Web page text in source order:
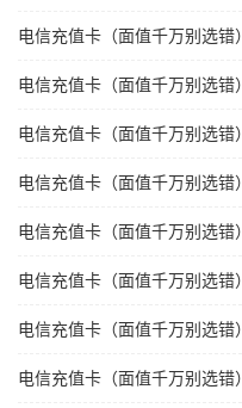
电信充值卡（面值千万别选错
电信充值卡（面值千万别选错
电信充值卡（面值千万别选错
电信充值卡（面值千万别选错
电信充值卡（面值千万别选错
电信充值卡（面值千万别选错
电信充值卡（面值千万别选错
电信充值卡（面值千万别选错